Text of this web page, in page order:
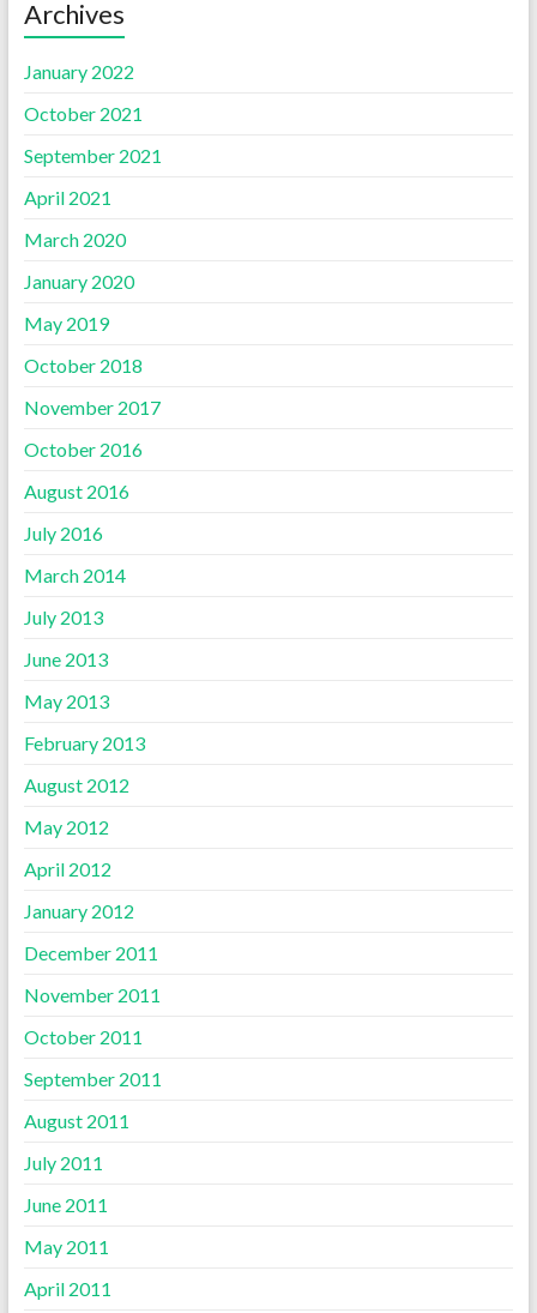
Archives
January 2022
October 2021
September 2021
April 2021
March 2020
January 2020
May 2019
October 2018
November 2017
October 2016
August 2016
July 2016
March 2014
July 2013
June 2013
May 2013
February 2013
August 2012
May 2012
April 2012
January 2012
December 2011
November 2011
October 2011
September 2011
August 2011
July 2011
June 2011
May 2011
April 2011